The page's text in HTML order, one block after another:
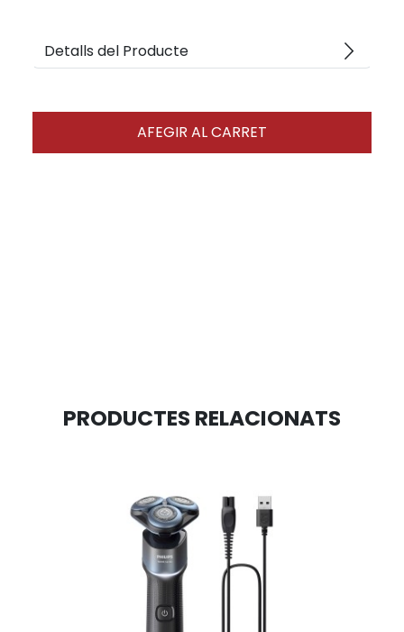
Detalls del Producte arrow_forward_ios
AFEGIR AL CARRET
PRODUCTES RELACIONATS